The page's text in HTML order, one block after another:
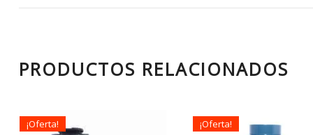
PRODUCTOS RELACIONADOS
¡Oferta! ¡Oferta!